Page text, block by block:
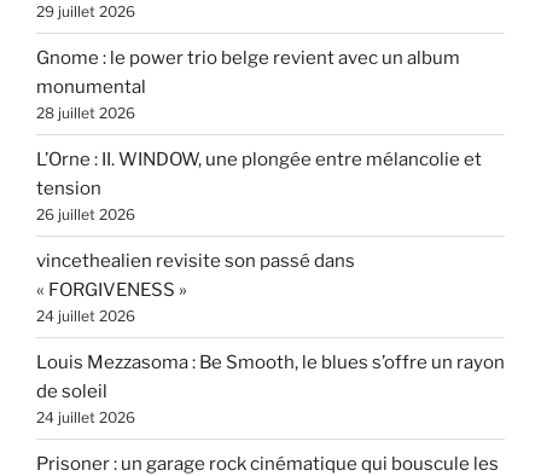
29 juillet 2026
Gnome : le power trio belge revient avec un album
monumental
28 juillet 2026
L’Orne : II. WINDOW, une plongée entre mélancolie et
tension
26 juillet 2026
vincethealien revisite son passé dans
« FORGIVENESS »
24 juillet 2026
Louis Mezzasoma : Be Smooth, le blues s’offre un rayon
de soleil
24 juillet 2026
Prisoner : un garage rock cinématique qui bouscule les